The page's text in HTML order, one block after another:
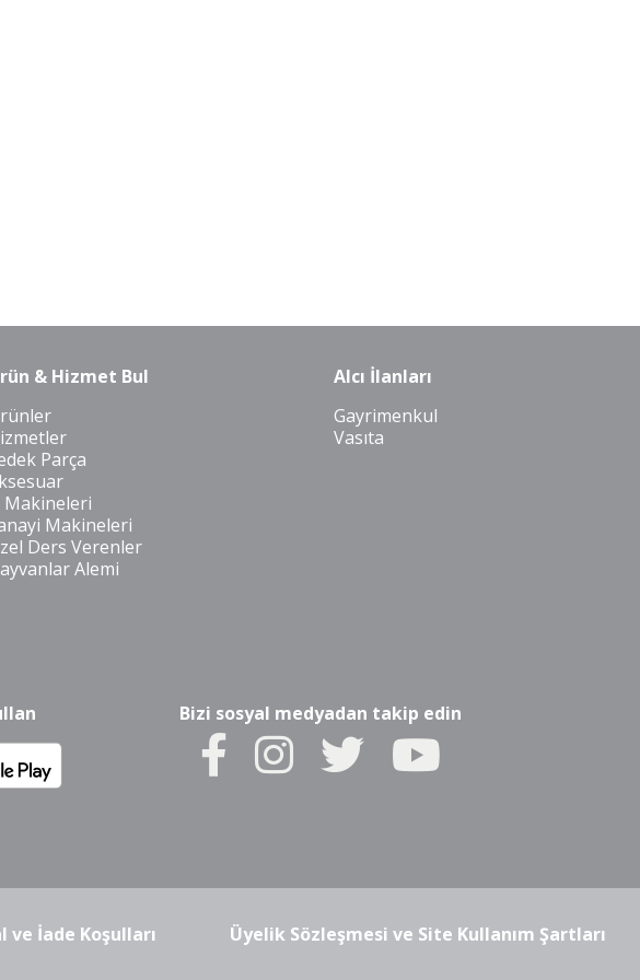
& Hizmet Bul
Parça
Makineleri
Makineleri
Ders Verenler
Alemi
Alcı İlanları
Gayrimenkul
Vasıta
Bizi sosyal medyadan takip edin
ve İade Koşulları Üyelik Sözleşmesi ve Site Kullanım Şartları